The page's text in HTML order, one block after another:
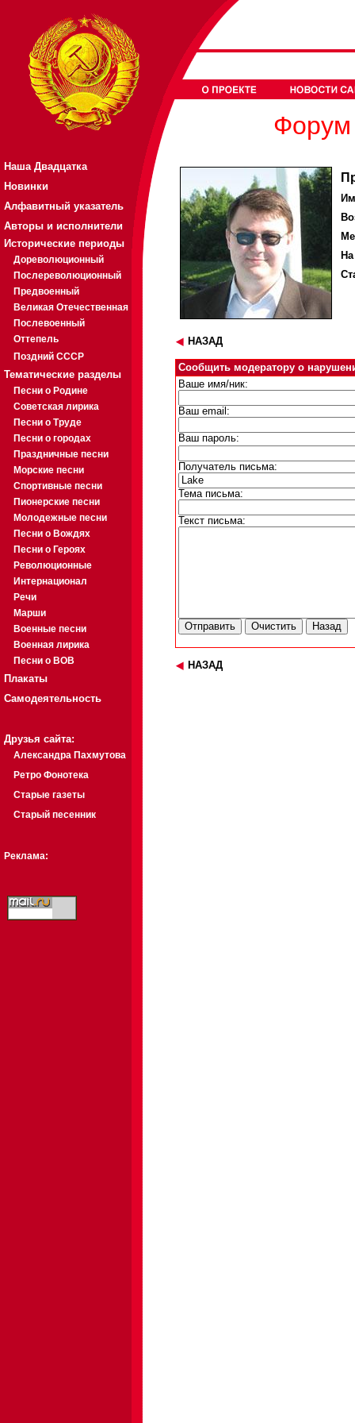
Наша Двадцатка
Новинки
Алфавитный указатель
Авторы и исполнители
Исторические периоды
Дореволюционный
Послереволюционный
Предвоенный
Великая Отечественная
Послевоенный
Оттепель
Поздний СССР
Тематические разделы
Песни о Родине
Советская лирика
Песни о Труде
Песни о городах
Праздничные песни
Морские песни
Спортивные песни
Пионерские песни
Молодежные песни
Песни о Вождях
Песни о Героях
Революционные
Интернационал
Речи
Марши
Военные песни
Военная лирика
Песни о ВОВ
Плакаты
Самодеятельность
Друзья сайта:
Александра Пахмутова
Ретро Фонотека
Старые газеты
Старый песенник
Реклама:
Форум
НАЗАД
Сообщить модератору о
Ваше имя/ник:
Ваш email:
Ваш пароль:
Получатель письма:
Тема письма:
Текст письма:
НАЗАД